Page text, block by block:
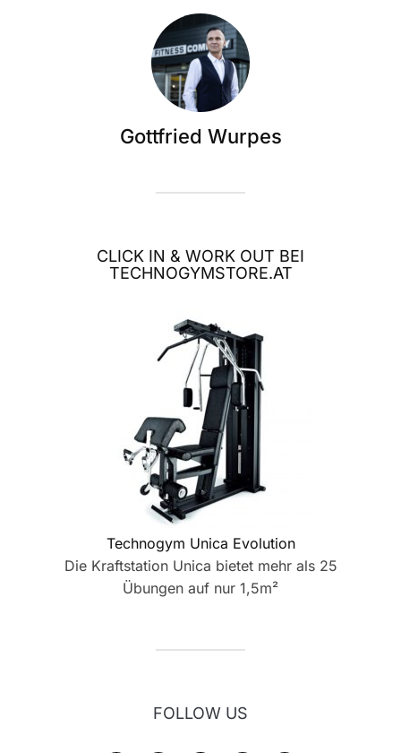
Gottfried Wurpes
CLICK IN & WORK OUT BEI
TECHNOGYMSTORE.AT
Technogym Unica Evolution
Die Kraftstation Unica bietet mehr als 25
Übungen auf nur 1,5m²
FOLLOW US